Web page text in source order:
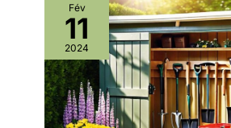
Fév
11
2024